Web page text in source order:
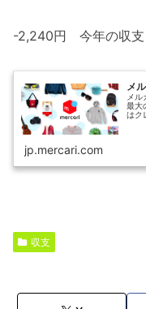
-2,240円 今年の収支
メ
メ
最大
はク
jp.mercari.com
収支